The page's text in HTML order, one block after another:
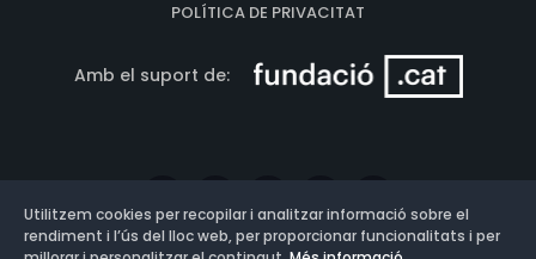
POLÍTICA DE PRIVACITAT
Amb el suport de:
Utilitzem cookies per recopilar i analitzar informació sobre el
rendiment i l’ús del lloc web, per proporcionar funcionalitats i per